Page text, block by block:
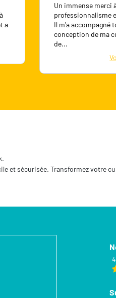
a
Un immense merci
professionnalisme
Il m'a accompagné
conception de ma
de...
et sécurisée. Transformez votre